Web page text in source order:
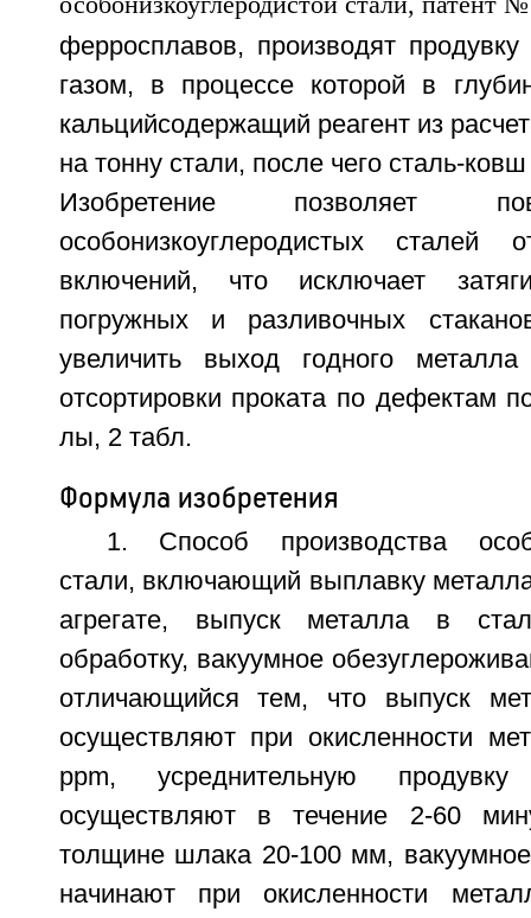
ферросплавов, производят
газом, в процессе которой в
кальцийсодержащий реагент из
на тонну стали, после чего сталь-
Изобретение позволяет
особонизкоуглеродистых сталей
включений, что исключает
погружных и разливочных
увеличить выход годного
отсортировки проката по дефектам
лы, 2 табл.
Формула изобретения
1. Способ производства
стали, включающий выплавку
агрегате, выпуск металла в
обработку, вакуумное
отличающийся тем, что выпуск
осуществляют при окисленности
ppm, усреднительную
осуществляют в течение 2-60
толщине шлака 20-100 мм,
начинают при окисленности